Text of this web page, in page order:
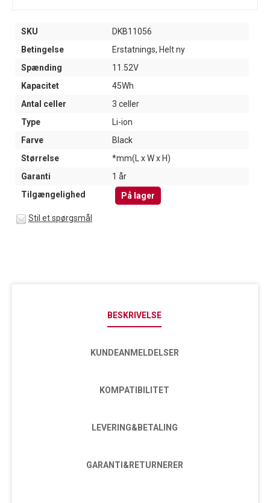
SKU
DKB11056
Betingelse
Erstatnings, Helt ny
Spænding
11.52V
Kapacitet
45Wh
Antal celler
3 celler
Type
Li-ion
Farve
Black
Størrelse
*mm(L x W x H)
Garanti
1 år
Tilgængelighed
På lager
Stil et spørgsmål
BESKRIVELSE
KUNDEANMELDELSER
KOMPATIBILITET
LEVERING&BETALING
GARANTI&RETURNERER